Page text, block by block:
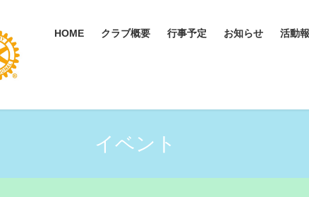
HOME クラブ概要 行事予定 お知らせ 活動
イベント